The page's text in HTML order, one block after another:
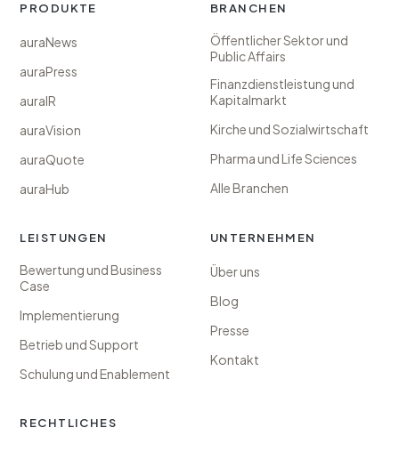
PRODUKTE
auraNews
auraPress
auraIR
auraVision
auraQuote
auraHub
BRANCHEN
Öffentlicher Sektor und
Public Affairs
Finanzdienstleistung und
Kapitalmarkt
Kirche und Sozialwirtschaft
Pharma und Life Sciences
Alle Branchen
LEISTUNGEN
Bewertung und Business
Case
Implementierung
Betrieb und Support
Schulung und Enablement
UNTERNEHMEN
Über uns
Blog
Presse
Kontakt
RECHTLICHES